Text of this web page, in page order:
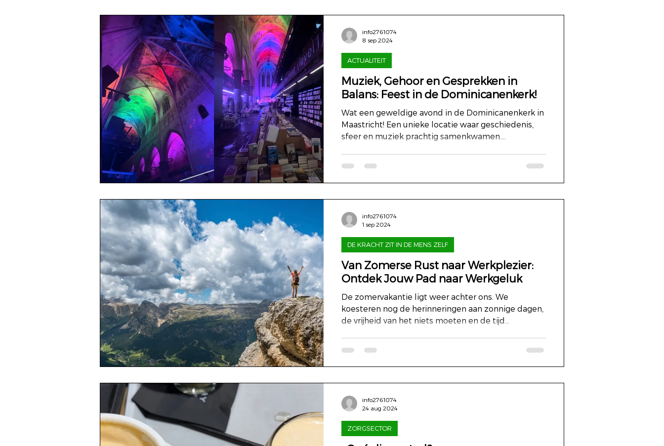
Muziek, Gehoor en Gesprekken in
Balans: Feest in de Dominicanenkerk!
Wat een geweldige avond in de Dominicanenkerk in
Maastricht! Een unieke locatie waar geschiedenis,
sfeer en muziek prachtig samenkwamen....
ACTUALITEIT
info2761074
8 sep 2024
Van Zomerse Rust naar Werkplezier:
Ontdek Jouw Pad naar Werkgeluk
De zomervakantie ligt weer achter ons. We
koesteren nog de herinneringen aan zonnige dagen,
de vrijheid van het niets moeten en de tijd...
DE KRACHT ZIT IN DE MENS ZELF
info2761074
1 sep 2024
ZORGSECTOR
info2761074
24 aug 2024